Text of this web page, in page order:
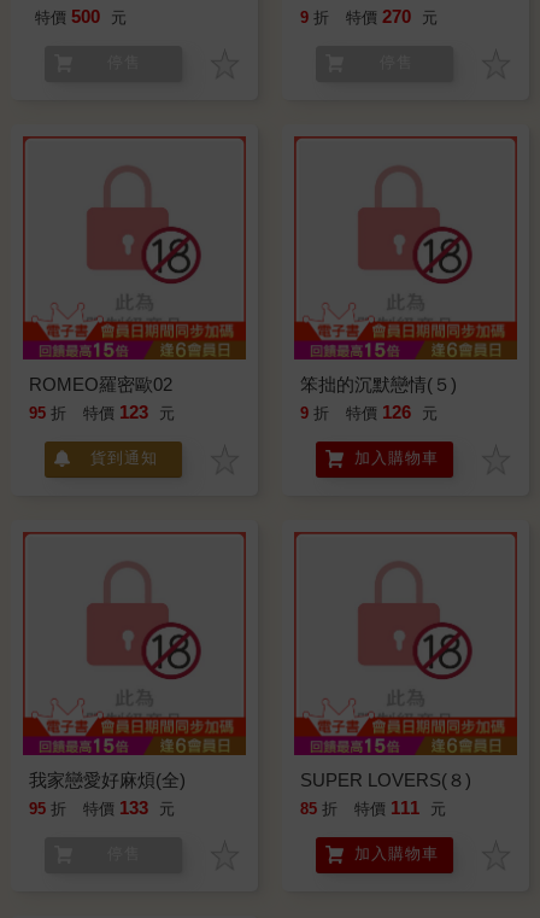
特價 500 元 9 折 特價 270 元
ROMEO羅密歐02
95 折 特價 123 元
貨到通知
笨拙的沉默戀情(５)
9 折 特價 126 元
加入購物車
我家戀愛好麻煩(全)
95 折 特價 133 元
SUPER LOVERS(８)
85 折 特價 111 元
加入購物車